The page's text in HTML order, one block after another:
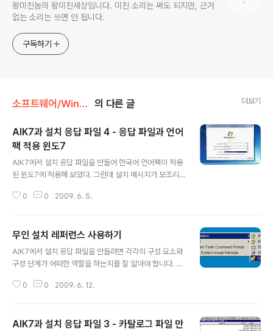
왕미친놈의 왕미친세상입니다. 미친 소리는 써도 되지만, 근거
없는 소리는 쓰면 안 됩니다.
구독하기
소프트웨어/Windows 의 다른 글 더보기
AIK7과 설치 응답 파일 4 - 응답 파일과 언어
팩 적용 윈도7
AIK7에서 설치 응답 파일을 만들어 한국어 언어팩이 적용
된 윈도7에 적용해 보았다. 그런데 설치 메시지가 모조리
못했다. 그래서 이번에는 무인 설치 설정 레퍼런스(Unatte
치 과정에서 출력할 수 있게 응답 파일을 고쳐보기로 했다.
윈도 설정과 언어 및 국가 윈도 비스타 및 윈도7(이하 '윈
도')의 설정과 언어 문제는 약간 미묘하다. 전적으로 특정
도 있다. 아무튼 설치 과정에서 한국어를 한글로 나타내려
0 0 2009. 6. 5.
무인 설치 레퍼런스 사용하기
AIK7에서 설치 응답 파일을 만들려면 각각의 구성 요소와
구성 단계가 어떠한 역할을 하는지를 잘 알아야 합니다. 구
루었다고 생각하여, 구성 요소를 자동 응답 파일에 적용하
설치 레퍼런스"라고도 부르며, 현재 AIK7에 포함된 윈도
0 0 2009. 6. 12.
AIK7과 설치 응답 파일 3 - 카탈로그 파일 만